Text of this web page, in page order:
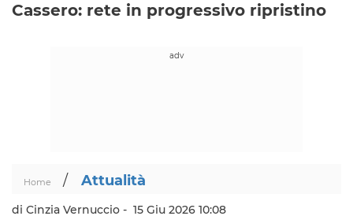
Cassero: rete in progressivo ripristino
Home / Attualità
di Cinzia Vernuccio - 15 Giu 2026 10:08